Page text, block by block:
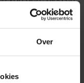
Over
niet printen?
afspraak aan dat
graag veilig op
te laten